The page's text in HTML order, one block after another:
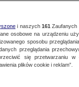
i naszych 161 Zaufanych
osobowe na urządzeniu
sposobu
przeglądania
się przetwarzaniu w
plików cookie i reklam”.